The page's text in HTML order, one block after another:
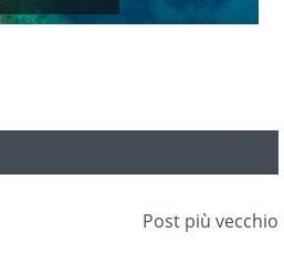
Post più vecchio